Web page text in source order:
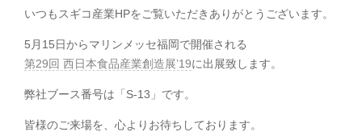
いつもスギコ産業HPをご覧いただきありがとうございます。
5月15日からマリンメッセ福岡で開催される
第29回 西日本食品産業創造展’19に出展致します。
弊社ブース番号は「S-13」です。
皆様のご来場を、心よりお待ちしております。